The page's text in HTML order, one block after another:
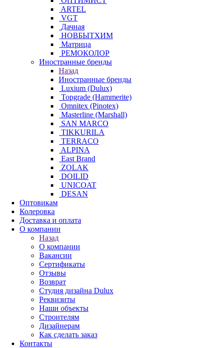
ARTEL
VGT
Дачная
НОВБЫТХИМ
Матрица
РЕМОКОЛОР
Иностранные бренды
Назад
Иностранные бренды
Luxium (Dulux)
Topgrade (Hammerite)
Omnitex (Pinotex)
Masterline (Marshall)
SAN MARCO
TIKKURILA
TERRACO
ALPINA
East Brand
ZOLAK
DOILID
UNICOAT
DESAN
Оптовикам
Колеровка
Доставка и оплата
О компании
Назад
О компании
Вакансии
Сертификаты
Отзывы
Возврат
Студия дизайна Dulux
Реквизиты
Наши объекты
Строителям
Дизайнерам
Как сделать заказ
Контакты